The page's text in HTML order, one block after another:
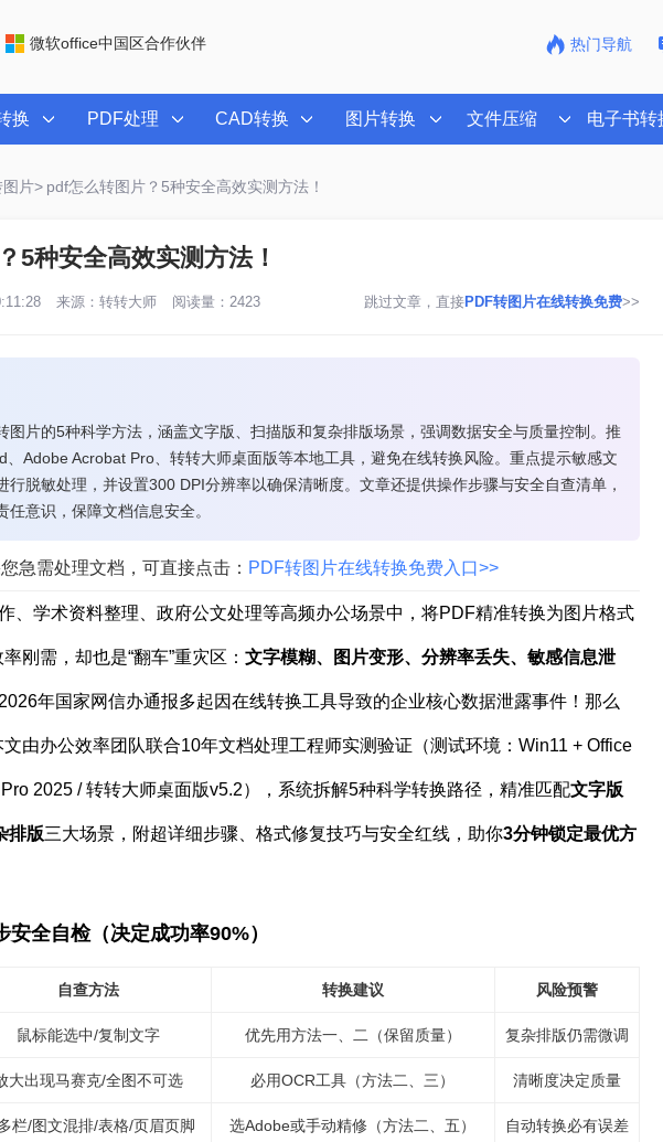
微软office中国区合作伙伴 热门导航
换 PDF处理 CAD转换 图片转换 文件压缩 电子书转
片> pdf怎么转图片？5种安全高效实测方法！
5种安全高效实测方法！
来源： 转转大师 阅读量：2423 跳过文章，直接PDF转图片在线转换免费>>
图片的5种科学方法，涵盖文字版、扫描版和复杂排版场景，强调数据安全与质量控制。推
Adobe Acrobat Pro、转转大师桌面版等本地工具，避免在线转换风险。重点提示敏感文
行脱敏处理，并设置300 DPI分辨率以确保清晰度。文章还提供操作步骤与安全自查清单，
意识，保障文档信息安全。
急需处理文档，可直接点击： PDF转图片在线转换免费入口>>
、学术资料整理、政府公文处理等高频办公场景中，将PDF精准转换为图片格式
刚需，却也是“翻车”重灾区： 文字模糊、图片变形、分辨率丢失、敏感信息泄
年国家网信办通报多起因在线转换工具导致的企业核心数据泄露事件！那么
由办公效率团队联合10年文档处理工程师实测验证（测试环境：Win11 + Office
2025 / 转转大师桌面版v5.2），系统拆解5种科学转换路径，精准匹配文字版
排版三大场景，附超详细步骤、格式修复技巧与安全红线，助你3分钟锁定最优方
全自检（决定成功率90%）
自查方法 转换建议 风险预警
鼠标能选中/复制文字 优先用方法一、二（保留质量） 复杂排版仍需微调
大出现马赛克/全图不可选 必用OCR工具（方法二、三） 清晰度决定质量
栏/图文混排/表格/页眉页脚 选Adobe或手动精修（方法二、五） 自动转换必有误差